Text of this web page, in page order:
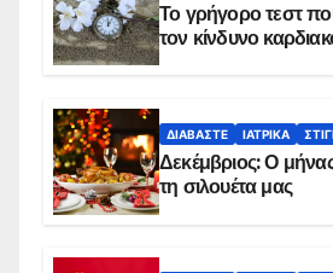
Το γρήγορο τεστ
τον κίνδυνο
ΔΙΑΒΆΣΤΕ ΙΑΤΡΙΚΆ
Δεκέμβριος: Ο
τη σιλουέτα μας